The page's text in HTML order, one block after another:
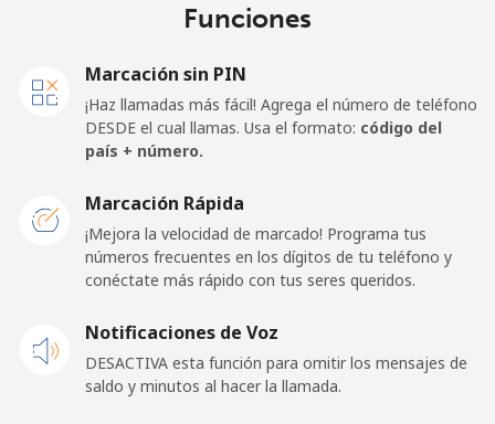
⁦81.9¢⁩
12 min por
Celular
⁦$10⁩
Línea fija ⁦57.9¢⁩
17 min por
⁦$10⁩
Malaysia
Funciones
Marcación sin PIN
¡Haz llamadas más fácil! Agrega el número de teléfono
DESDE el cual llamas. Usa el formato: código del
país + número.
Marcación Rápida
¡Mejora la velocidad de marcado! Programa tus
números frecuentes en los dígitos de tu teléfono y
conéctate más rápido con tus seres queridos.
Notificaciones de Voz
DESACTIVA esta función para omitir los mensajes de
saldo y minutos al hacer la llamada.